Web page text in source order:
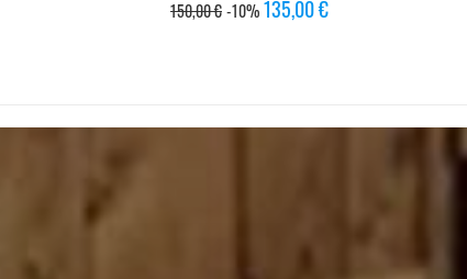
Prix
150,00 €-10%Prix
135,00 €